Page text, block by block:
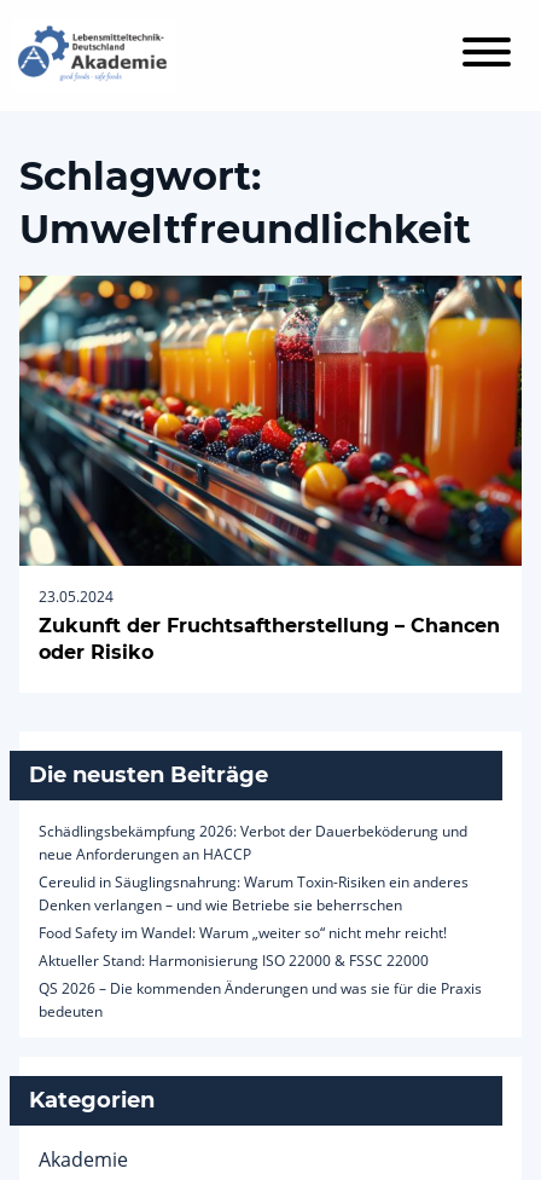
Schlagwort:
Umweltfreundlichkeit
23.05.2024
Zukunft der Fruchtsaftherstellung – Chancen
oder Risiko
Die neusten Beiträge
Schädlingsbekämpfung 2026: Verbot der Dauerbeköderung und
neue Anforderungen an HACCP
Cereulid in Säuglingsnahrung: Warum Toxin-Risiken ein anderes
Denken verlangen – und wie Betriebe sie beherrschen
Food Safety im Wandel: Warum „weiter so“ nicht mehr reicht!
Aktueller Stand: Harmonisierung ISO 22000 & FSSC 22000
QS 2026 – Die kommenden Änderungen und was sie für die Praxis
bedeuten
Kategorien
Akademie